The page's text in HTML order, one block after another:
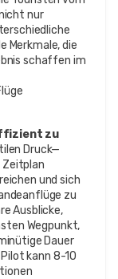
nur
Merkmale, die
schaffen im
zu
Druck—
Zeitplan
und sich
zu
Ausblicke,
Wegpunkt,
Dauer
kann 8-10